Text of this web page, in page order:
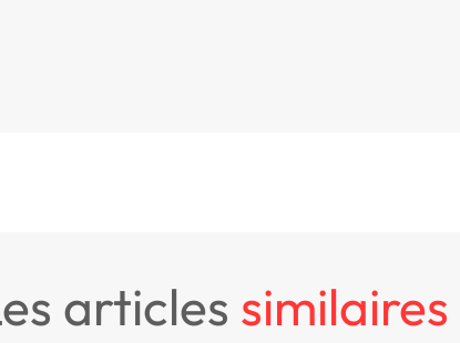
les articles similaires